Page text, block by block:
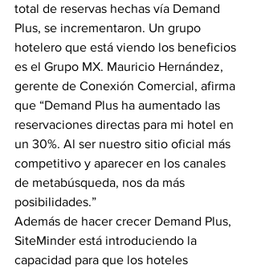
total de reservas hechas vía Demand
Plus, se incrementaron. Un grupo
hotelero que está viendo los beneficios
es el Grupo MX. Mauricio Hernández,
gerente de Conexión Comercial, afirma
que “Demand Plus ha aumentado las
reservaciones directas para mi hotel en
un 30%. Al ser nuestro sitio oficial más
competitivo y aparecer en los canales
de metabúsqueda, nos da más
posibilidades.”
Además de hacer crecer Demand Plus,
SiteMinder está introduciendo la
capacidad para que los hoteles